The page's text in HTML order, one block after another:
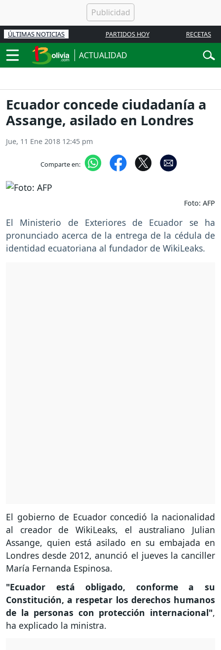
ÚLTIMAS NOTICIAS PARTIDOS HOY RECETAS
ACTUALIDAD
Ecuador concede ciudadanía a
Assange, asilado en Londres
Jue, 11 Ene 2018 12:45 pm
Comparte en:
Foto: AFP
El Ministerio de Exteriores de Ecuador se ha
pronunciado acerca de la entrega de la cédula de
identidad ecuatoriana al fundador de WikiLeaks.
El gobierno de Ecuador concedió la nacionalidad
al creador de WikiLeaks, el australiano Julian
Assange, quien está asilado en su embajada en
Londres desde 2012, anunció el jueves la canciller
María Fernanda Espinosa.
"Ecuador está obligado, conforme a su
Constitución, a respetar los derechos humanos
de la personas con protección internacional",
ha explicado la ministra.